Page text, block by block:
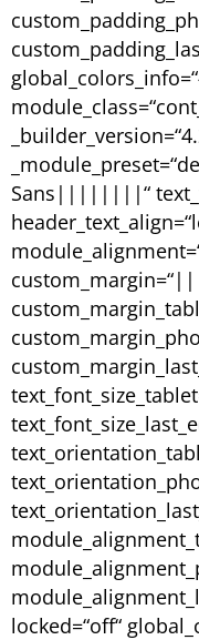
Sans||||||||“
locked=“off“